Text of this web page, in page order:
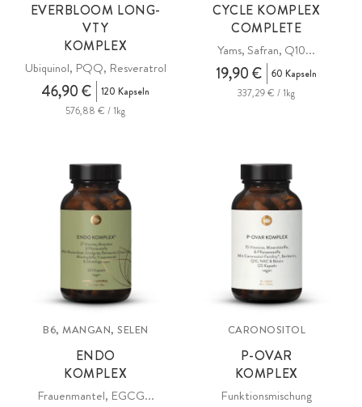
EVERBLOOM LONG-
VTY
KOMPLEX
Ubiquinol, PQQ, Resveratrol
46,90 €
120 Kapseln
576,88 € / 1kg
CYCLE KOMPLEX
COMPLETE
Yams, Safran, Q10...
19,90 €
60 Kapseln
337,29 € / 1kg
B6, MANGAN, SELEN
ENDO
KOMPLEX
Frauenmantel, EGCG...
CARONOSITOL
P-OVAR
KOMPLEX
Funktionsmischung